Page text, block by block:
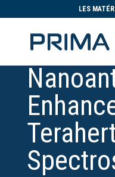
LES